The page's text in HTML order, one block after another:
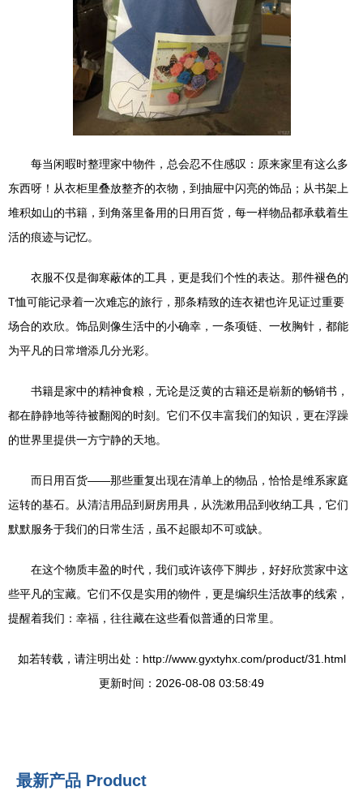
每当闲暇时整理家中物件，总会忍不住感叹：原来家里有这么多
东西呀！从衣柜里叠放整齐的衣物，到抽屉中闪亮的饰品；从书架上
堆积如山的书籍，到角落里备用的日用百货，每一样物品都承载着生
活的痕迹与记忆。
衣服不仅是御寒蔽体的工具，更是我们个性的表达。那件褪色的
T恤可能记录着一次难忘的旅行，那条精致的连衣裙也许见证过重要
场合的欢欣。饰品则像生活中的小确幸，一条项链、一枚胸针，都能
为平凡的日常增添几分光彩。
书籍是家中的精神食粮，无论是泛黄的古籍还是崭新的畅销书，
都在静静地等待被翻阅的时刻。它们不仅丰富我们的知识，更在浮躁
的世界里提供一方宁静的天地。
而日用百货——那些重复出现在清单上的物品，恰恰是维系家庭
运转的基石。从清洁用品到厨房用具，从洗漱用品到收纳工具，它们
默默服务于我们的日常生活，虽不起眼却不可或缺。
在这个物质丰盈的时代，我们或许该停下脚步，好好欣赏家中这
些平凡的宝藏。它们不仅是实用的物件，更是编织生活故事的线索，
提醒着我们：幸福，往往藏在这些看似普通的日常里。
如若转载，请注明出处：http://www.gyxtyhx.com/product/31.html
更新时间：2026-08-08 03:58:49
最新产品 Product